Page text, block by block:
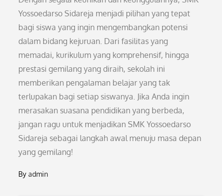
Yossoedarso Sidareja menjadi pilihan yang tepat
bagi siswa yang ingin mengembangkan potensi
dalam bidang kejuruan. Dari fasilitas yang
memadai, kurikulum yang komprehensif, hingga
prestasi gemilang yang diraih, sekolah ini
memberikan pengalaman belajar yang tak
terlupakan bagi setiap siswanya. Jika Anda ingin
merasakan suasana pendidikan yang berbeda,
jangan ragu untuk menjadikan SMK Yossoedarso
Sidareja sebagai langkah awal menuju masa depan
yang gemilang!
Byadmin